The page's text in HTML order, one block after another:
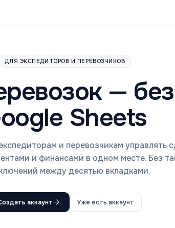
ДЛЯ ЭКСПЕДИТОРОВ И ПЕРЕВОЗЧИКОВ
—
Sheets
и перевозчикам управлять
и финансами в одном месте. Без
между десятью вкладками.
аккаунт Уже есть аккаунт